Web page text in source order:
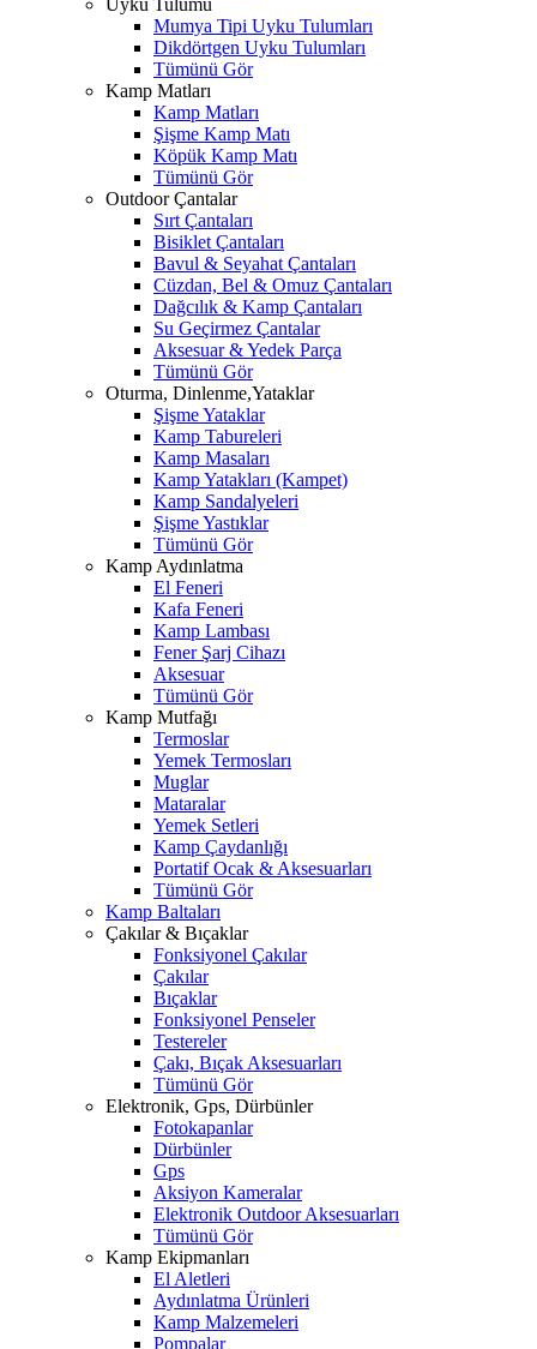
Uyku Tulumu
Mumya Tipi Uyku Tulumları
Dikdörtgen Uyku Tulumları
Tümünü Gör
Kamp Matları
Kamp Matları
Şişme Kamp Matı
Köpük Kamp Matı
Tümünü Gör
Outdoor Çantalar
Sırt Çantaları
Bisiklet Çantaları
Bavul & Seyahat Çantaları
Cüzdan, Bel & Omuz Çantaları
Dağcılık & Kamp Çantaları
Su Geçirmez Çantalar
Aksesuar & Yedek Parça
Tümünü Gör
Oturma, Dinlenme,Yataklar
Şişme Yataklar
Kamp Tabureleri
Kamp Masaları
Kamp Yatakları (Kampet)
Kamp Sandalyeleri
Şişme Yastıklar
Tümünü Gör
Kamp Aydınlatma
El Feneri
Kafa Feneri
Kamp Lambası
Fener Şarj Cihazı
Aksesuar
Tümünü Gör
Kamp Mutfağı
Termoslar
Yemek Termosları
Muglar
Mataralar
Yemek Setleri
Kamp Çaydanlığı
Portatif Ocak & Aksesuarları
Tümünü Gör
Kamp Baltaları
Çakılar & Bıçaklar
Fonksiyonel Çakılar
Çakılar
Bıçaklar
Fonksiyonel Penseler
Testereler
Çakı, Bıçak Aksesuarları
Tümünü Gör
Elektronik, Gps, Dürbünler
Fotokapanlar
Dürbünler
Gps
Aksiyon Kameralar
Elektronik Outdoor Aksesuarları
Tümünü Gör
Kamp Ekipmanları
El Aletleri
Aydınlatma Ürünleri
Kamp Malzemeleri
Pompalar